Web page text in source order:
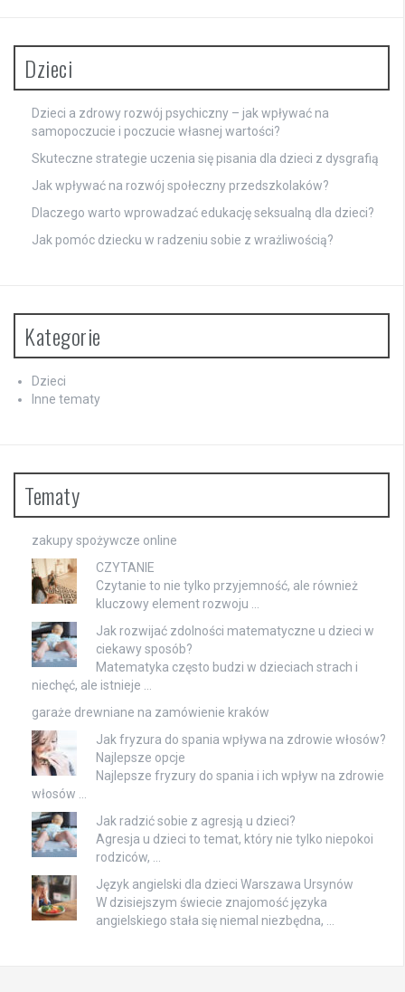
Dzieci
Dzieci a zdrowy rozwój psychiczny – jak wpływać na
samopoczucie i poczucie własnej wartości?
Skuteczne strategie uczenia się pisania dla dzieci z dysgrafią
Jak wpływać na rozwój społeczny przedszkolaków?
Dlaczego warto wprowadzać edukację seksualną dla dzieci?
Jak pomóc dziecku w radzeniu sobie z wrażliwością?
Kategorie
Dzieci
Inne tematy
Tematy
zakupy spożywcze online
CZYTANIE
Czytanie to nie tylko przyjemność, ale również
kluczowy element rozwoju …
Jak rozwijać zdolności matematyczne u dzieci w
ciekawy sposób?
Matematyka często budzi w dzieciach strach i
niechęć, ale istnieje …
garaże drewniane na zamówienie kraków
Jak fryzura do spania wpływa na zdrowie włosów?
Najlepsze opcje
Najlepsze fryzury do spania i ich wpływ na zdrowie
włosów …
Jak radzić sobie z agresją u dzieci?
Agresja u dzieci to temat, który nie tylko niepokoi
rodziców, …
Język angielski dla dzieci Warszawa Ursynów
W dzisiejszym świecie znajomość języka
angielskiego stała się niemal niezbędna, …